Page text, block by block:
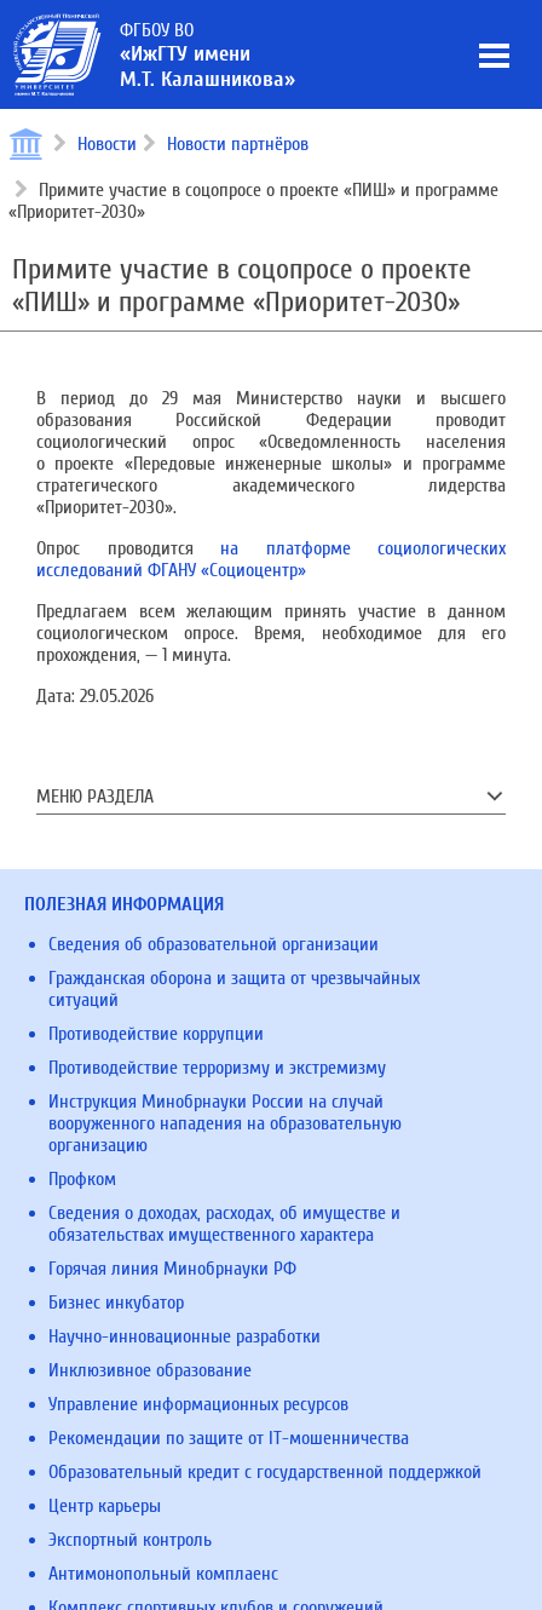
ФГБОУ ВО
«ИжГТУ имени
М.Т. Калашникова»
Новости Новости партнёров
Примите участие в соцопросе о проекте «ПИШ» и программе
«Приоритет-2030»
Примите участие в соцопросе о проекте
«ПИШ» и программе «Приоритет-2030»
В период до 29 мая Министерство науки и высшего
образования Российской Федерации проводит
социологический опрос «Осведомленность населения
о проекте «Передовые инженерные школы» и программе
стратегического академического лидерства
«Приоритет-2030».
Опрос проводится на платформе социологических
исследований ФГАНУ «Социоцентр»
Предлагаем всем желающим принять участие в данном
социологическом опросе. Время, необходимое для его
прохождения, — 1 минута.
Дата: 29.05.2026
МЕНЮ РАЗДЕЛА
ПОЛЕЗНАЯ ИНФОРМАЦИЯ
Сведения об образовательной организации
Гражданская оборона и защита от чрезвычайных
ситуаций
Противодействие коррупции
Противодействие терроризму и экстремизму
Инструкция Минобрнауки России на случай
вооруженного нападения на образовательную
организацию
Профком
Сведения о доходах, расходах, об имуществе и
обязательствах имущественного характера
Горячая линия Минобрнауки РФ
Бизнес инкубатор
Научно-инновационные разработки
Инклюзивное образование
Управление информационных ресурсов
Рекомендации по защите от IT-мошенничества
Образовательный кредит с государственной поддержкой
Центр карьеры
Экспортный контроль
Антимонопольный комплаенс